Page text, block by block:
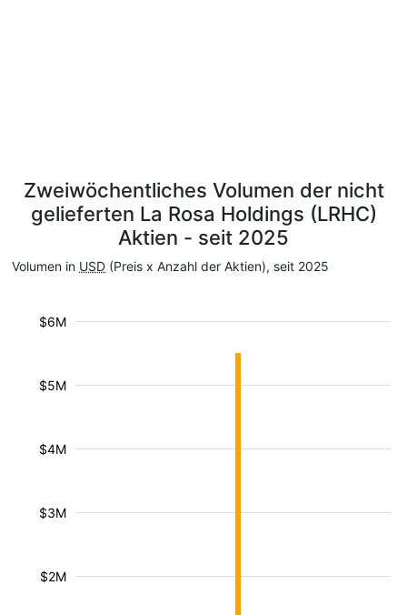
Zweiwöchentliches Volumen der nicht
gelieferten La Rosa Holdings (LRHC)
Aktien - seit 2025
Volumen in USD (Preis x Anzahl der Aktien), seit 2025
$2M
$3M
$4M
$5M
$6M